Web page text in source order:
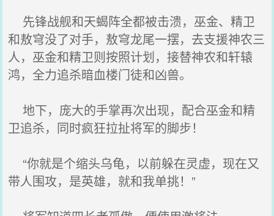
先锋战舰和天蝎阵全都被击溃，巫金、精卫
和敖穹没了对手，敖穹龙尾一摆，去支援神农三
人，巫金和精卫则按照计划，接替神农和轩辕
鸿，全力追杀暗血楼门徒和凶兽。
地下，庞大的手掌再次出现，配合巫金和精
卫追杀，同时疯狂拉扯将军的脚步！
“你就是个缩头乌龟，以前躲在灵虚，现在又
带人围攻，是英雄，就和我单挑！”